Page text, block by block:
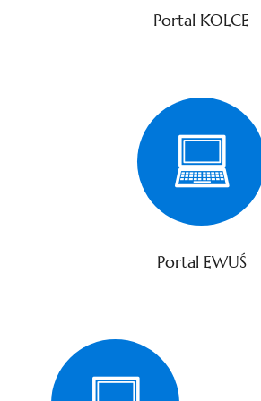
Portal KOLCE
Portal EWUŚ